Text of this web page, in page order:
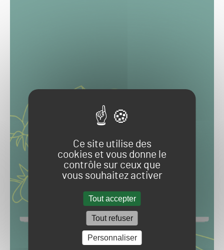
Ce site utilise des
cookies et vous donne le
contrôle sur ceux que
vous souhaitez activer
Tout accepter
Tout refuser
Personnaliser